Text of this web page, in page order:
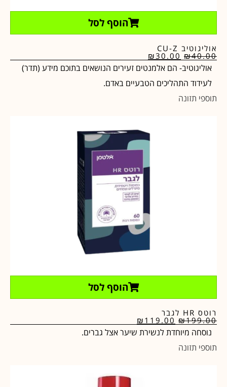
הוסף לסל
אוליגוטיב CU-Z
₪40.00
₪30.00
אוליגוטיב- הם אלמנטים זעירים הנושאים בתוכם מידע (תדר)
לעידוד התהליכים הטבעיים באדם.
תוספי תזונה
הוסף לסל
רוטס HR לגבר
₪199.00
₪ 119.00
נוסחה מיוחדת לנשירת שיער אצל גברים.
תוספי תזונה